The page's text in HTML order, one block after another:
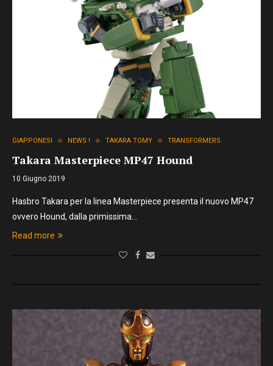
GIAPPONESI NEWS ! TAKARA TOMY TRANSFORMERS
Takara Masterpiece MP47 Hound
10 Giugno 2019
Hasbro Takara per la linea Masterpiece presenta il nuovo MP47
ovvero Hound, dalla primissima…
Read more